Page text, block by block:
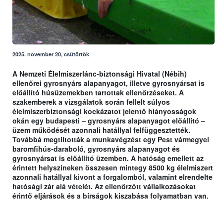
2025. november 20, csütörtök
A Nemzeti Élelmiszerlánc-biztonsági Hivatal (Nébih)
ellenőrei gyrosnyárs alapanyagot, illetve gyrosnyársat is
előállító húsüzemekben tartottak ellenőrzéseket. A
szakemberek a vizsgálatok során fellelt súlyos
élelmiszerbiztonsági kockázatot jelentő hiányosságok
okán egy budapesti – gyrosnyárs alapanyagot előállító –
üzem működését azonnali hatállyal felfüggesztették.
Továbbá megtiltották a munkavégzést egy Pest vármegyei
baromfihús-daraboló, gyrosnyárs alapanyagot és
gyrosnyársat is előállító üzemben. A hatóság emellett az
érintett helyszíneken összesen mintegy 8500 kg élelmiszert
azonnali hatállyal kivont a forgalomból, valamint elrendelte
hatósági zár alá vételét. Az ellenőrzött vállalkozásokat
érintő eljárások és a bírságok kiszabása folyamatban van.